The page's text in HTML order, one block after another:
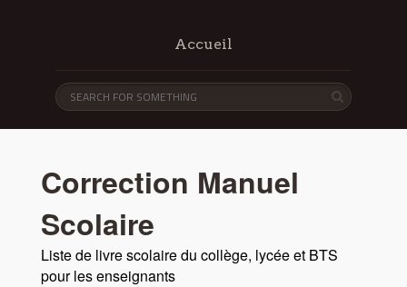
Accueil
Correction Manuel
Scolaire
Liste de livre scolaire du collège, lycée et BTS
pour les enseignants